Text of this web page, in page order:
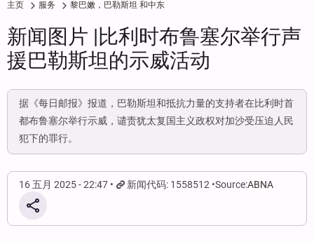
主页 服务 黎巴嫩，巴勒斯坦 和中东
新闻图片 |比利时布鲁塞尔举行声
援巴勒斯坦的示威活动
据《每日邮报》报道，巴勒斯坦和抵抗力量的支持者在比利时首
都布鲁塞尔举行示威，谴责犹太复国主义政权对加沙受压迫人民
犯下的罪行。
16 五月 2025 - 22:47 新闻代码: 1558512 Source:ABNA